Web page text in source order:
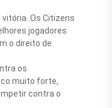
Os Citizens
jogadores
o direito de
os
muito forte,
contra o